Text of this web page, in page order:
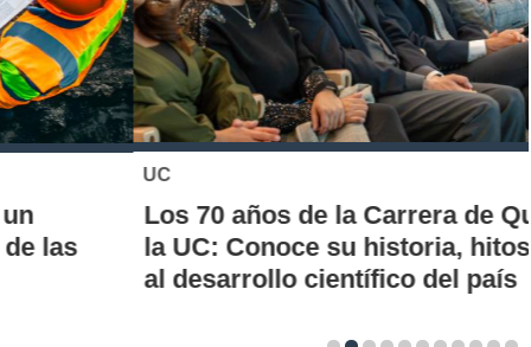
Los 70 años de la Carrera de Química de
la UC: Conoce su historia, hitos y aporte
al desarrollo científico del país